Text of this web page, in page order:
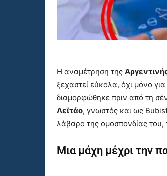
Η αναμέτρηση της
ξεχαστεί εύκολα, όχι μόνο
διαμορφώθηκε πριν από τη
Λεϊτάο, γνωστός και ως
λάβαρο της ομοσπονδίας του,
Μια μάχη μέχρι την